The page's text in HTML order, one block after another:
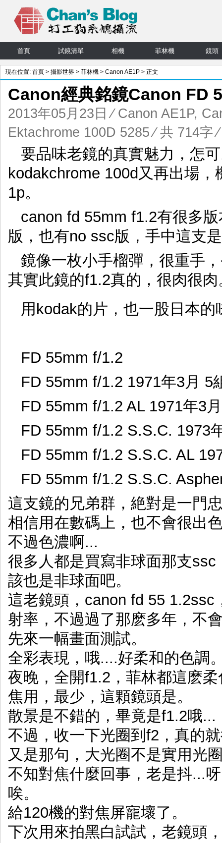
首頁 試鏡清單 相機 菲林機 鏡頭
現在位置: 首頁 > 攝影世界 > 菲林機 > Canon AE1P > 正文
Canon經典銘鏡Canon FD
2013年05月23日 ⁄ Canon AE1P,
Ektachrome 100D 5285⁄ 共 714字
要品味老鏡的真實魅力，怎
kodakchrome 100d又再出場
1p。
canon fd 55mm f1.2有很多
版，也有no ssc版，手中這支
鏡像一枚小手榴彈，很重手
其實此鏡的f1.2真的，很肉很肉
用kodak的片，也一股日本的
FD 55mm f/1.2
FD 55mm f/1.2 1971年3月 5
FD 55mm f/1.2 AL 1971年3
FD 55mm f/1.2 S.S.C. 1973
FD 55mm f/1.2 S.S.C. AL
FD 55mm f/1.2 S.S.C.
這支鏡的兄弟群，絶對是一門
相信用在數碼上，也不會很出
不過色濃啊...
很多人都是買寫非球面那支
該也是非球面吧。
這老鏡頭，canon fd 55
射率，不過過了那麽多年，不
先來一幅畫面測試。
全彩表現，哦....好柔和的色調
夜晚，全開f1.2，菲林都這麽
焦用，最少，這顆鏡頭是。
散景是不錯的，畢竟是f1.2哦...
不過，收一下光圈到f2，真的
又是那句，大光圈不是實用光
不知對焦什麼回事，老是抖...
唉。
給120機的對焦屏寵壞了。
下次用來拍黑白試試，老鏡頭